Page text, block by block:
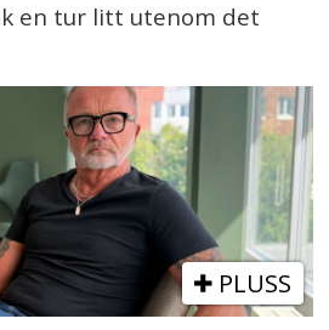
en tur litt utenom det
PLUSS